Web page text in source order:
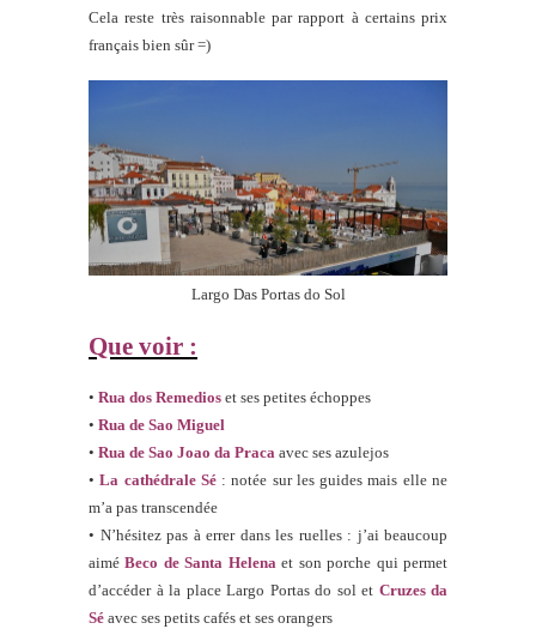
Cela reste très raisonnable par rapport à certains prix
français bien sûr =)
Largo Das Portas do Sol
Que voir :
• Rua dos Remedios et ses petites échoppes
• Rua de Sao Miguel
• Rua de Sao Joao da Praca avec ses azulejos
•La cathédrale Sé : notée sur les guides mais elle ne
m’a pas transcendée
• N’hésitez pas à errer dans les ruelles : j’ai beaucoup
aiméBeco de Santa Helenaet son porche qui permet
d’accéder à la place Largo Portas do sol et Cruzes da
Sé avec ses petits cafés et ses orangers